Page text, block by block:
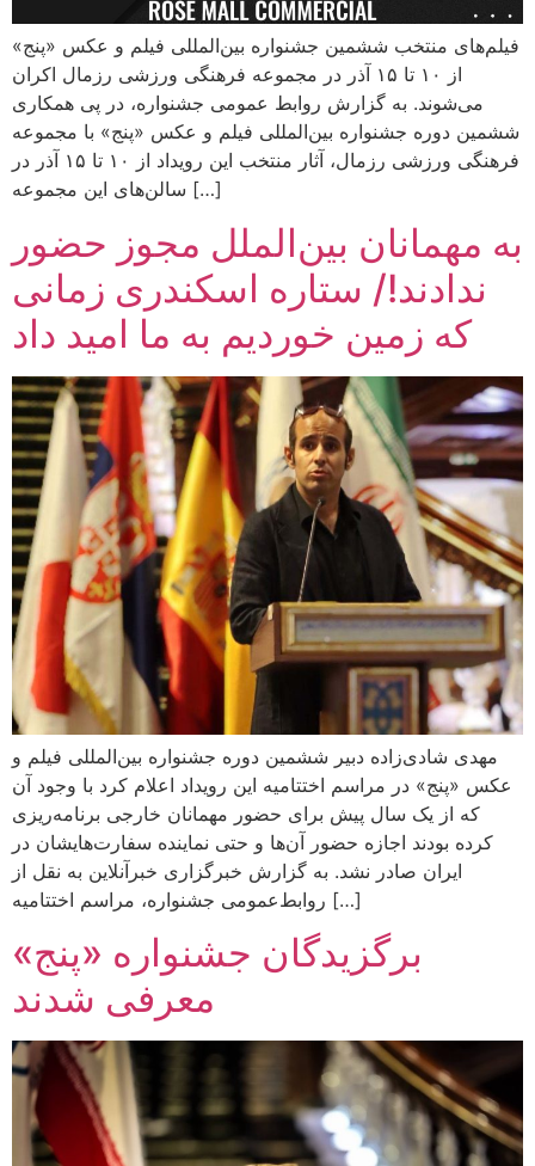
فیلم‌های منتخب ششمین جشنواره بین‌المللی فیلم و عکس «پنج»
از ۱۰ تا ۱۵ آذر در مجموعه فرهنگی ورزشی رزمال اکران
می‌شوند. به گزارش روابط عمومی جشنواره، در پی همکاری
ششمین دوره جشنواره بین‌المللی فیلم و عکس «پنج» با مجموعه
فرهنگی ورزشی رزمال، آثار منتخب این رویداد از ۱۰ تا ۱۵ آذر در
سالن‌های این مجموعه […]
به مهمانان بین‌الملل مجوز حضور
ندادند!/ ستاره اسکندری زمانی
که زمین خوردیم به ما امید داد
مهدی شادی‌زاده دبیر ششمین دوره جشنواره بین‌المللی فیلم و
عکس «پنج» در مراسم اختتامیه این رویداد اعلام کرد با وجود آن
که از یک سال پیش برای حضور مهمانان خارجی برنامه‌ریزی
کرده بودند اجازه حضور آن‌ها و حتی نماینده سفارت‌هایشان در
ایران صادر نشد. به گزارش خبرگزاری خبرآنلاین به نقل از
روابط‌عمومی جشنواره، مراسم اختتامیه […]
برگزیدگان جشنواره «پنج»
معرفی شدند